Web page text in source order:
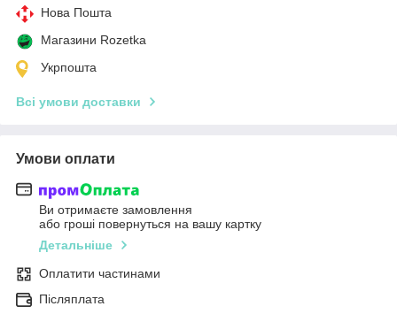
Нова Пошта
Магазини Rozetka
Укрпошта
Всі умови доставки
Умови оплати
Ви отримаєте замовлення
або гроші повернуться на вашу картку
Детальніше
Оплатити частинами
Післяплата